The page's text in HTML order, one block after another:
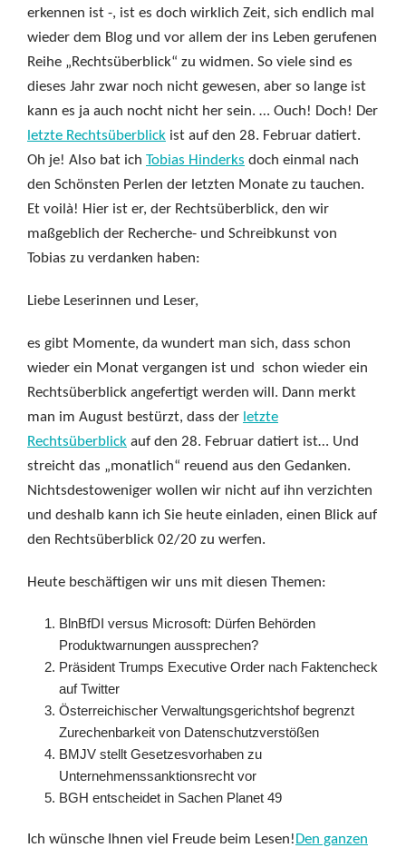
erkennen ist -, ist es doch wirklich Zeit, sich endlich mal
wieder dem Blog und vor allem der ins Leben gerufenen
Reihe „Rechtsüberblick“ zu widmen. So viele sind es
dieses Jahr zwar noch nicht gewesen, aber so lange ist
kann es ja auch nocht nicht her sein. … Ouch! Doch! Der
letzte Rechtsüberblick ist auf den 28. Februar datiert.
Oh je! Also bat ich Tobias Hinderks doch einmal nach
den Schönsten Perlen der letzten Monate zu tauchen.
Et voilà! Hier ist er, der Rechtsüberblick, den wir
maßgeblich der Recherche- und Schreibkunst von
Tobias zu verdanken haben:
Liebe Leserinnen und Leser,
es gibt Momente, da wundert man sich, dass schon
wieder ein Monat vergangen ist und schon wieder ein
Rechtsüberblick angefertigt werden will. Dann merkt
man im August bestürzt, dass der letzte
Rechtsüberblick auf den 28. Februar datiert ist… Und
streicht das „monatlich“ reuend aus den Gedanken.
Nichtsdestoweniger wollen wir nicht auf ihn verzichten
und deshalb kann ich Sie heute einladen, einen Blick auf
den Rechtsüberblick 02/20 zu werfen.
Heute beschäftigen wir uns mit diesen Themen:
BlnBfDI versus Microsoft: Dürfen Behörden
Produktwarnungen aussprechen?
Präsident Trumps Executive Order nach Faktencheck
auf Twitter
Österreichischer Verwaltungsgerichtshof begrenzt
Zurechenbarkeit von Datenschutzverstößen
BMJV stellt Gesetzesvorhaben zu
Unternehmenssanktionsrecht vor
BGH entscheidet in Sachen Planet 49
Ich wünsche Ihnen viel Freude beim Lesen! Den ganzen